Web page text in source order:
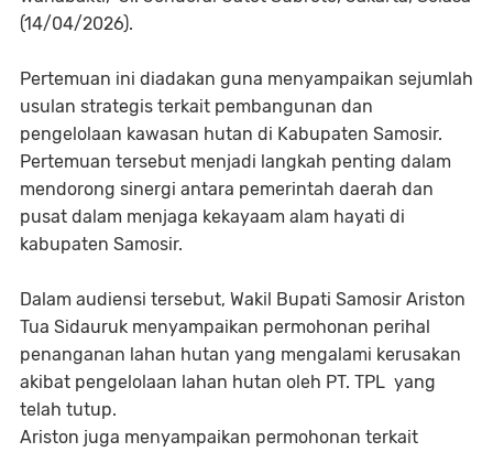
(14/04/2026).
Pertemuan ini diadakan guna menyampaikan sejumlah
usulan strategis terkait pembangunan dan
pengelolaan kawasan hutan di Kabupaten Samosir.
Pertemuan tersebut menjadi langkah penting dalam
mendorong sinergi antara pemerintah daerah dan
pusat dalam menjaga kekayaam alam hayati di
kabupaten Samosir.
Dalam audiensi tersebut, Wakil Bupati Samosir Ariston
Tua Sidauruk menyampaikan permohonan perihal
penanganan lahan hutan yang mengalami kerusakan
akibat pengelolaan lahan hutan oleh PT. TPL yang
telah tutup.
Ariston juga menyampaikan permohonan terkait